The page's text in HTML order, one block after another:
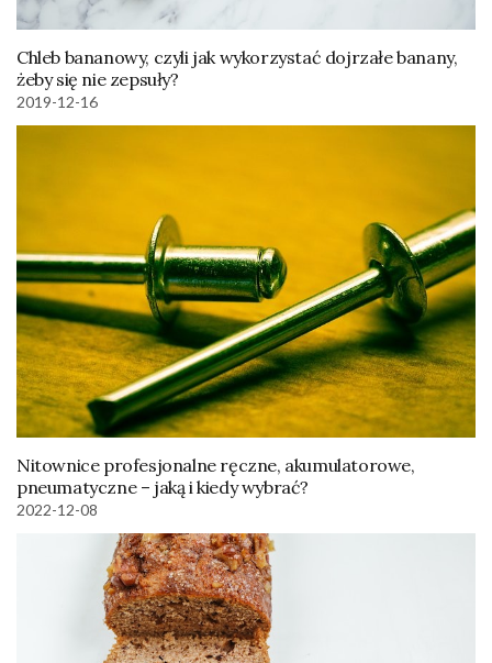
Chleb bananowy, czyli jak wykorzystać dojrzałe banany,
żeby się nie zepsuły?
2019-12-16
Nitownice profesjonalne ręczne, akumulatorowe,
pneumatyczne – jaką i kiedy wybrać?
2022-12-08